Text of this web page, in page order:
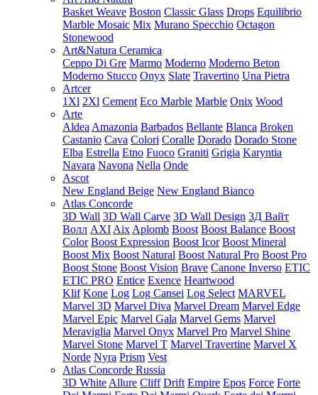
Basket Weave Boston Classic Glass Drops Equilibrio
Marble Mosaic Mix Murano Specchio Octagon
Stonewood
Art&Natura Ceramica
Ceppo Di Gre Marmo Moderno Moderno Beton
Moderno Stucco Onyx Slate Travertino Una Pietra
Artcer
1Xl 2Xl Cement Eco Marble Marble Onix Wood
Arte
Aldea Amazonia Barbados Bellante Blanca Broken
Castanio Cava Colori Coralle Dorado Dorado Stone
Elba Estrella Etno Fuoco Graniti Grigia Karyntia
Navara Navona Nella Onde
Ascot
New England Beige New England Bianco
Atlas Concorde
3D Wall 3D Wall Carve 3D Wall Design 3Д Вайт
Волл AXI Aix Aplomb Boost Boost Balance Boost
Color Boost Expression Boost Icor Boost Mineral
Boost Mix Boost Natural Boost Natural Pro Boost Pro
Boost Stone Boost Vision Brave Canone Inverso ETIC
ETIC PRO Entice Exence Heartwood
Klif Kone Log Log Cansei Log Select MARVEL
Marvel 3D Marvel Diva Marvel Dream Marvel Edge
Marvel Epic Marvel Gala Marvel Gems Marvel
Meraviglia Marvel Onyx Marvel Pro Marvel Shine
Marvel Stone Marvel T Marvel Travertine Marvel X
Norde Nyra Prism Vest
Atlas Concorde Russia
3D White Allure Cliff Drift Empire Epos Force Forte